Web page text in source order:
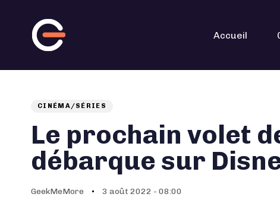
navigation
Accueil
PUBLISHED
CINÉMA/SÉRIES
Le prochain volet
débarque sur
Auteur
GeekMeMore
Published
3 août 2022 - 08:00